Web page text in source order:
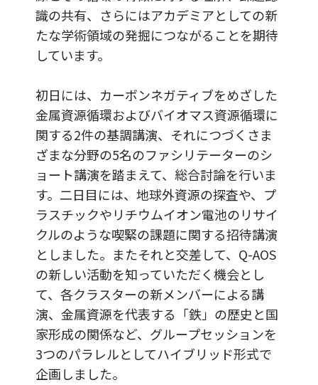
識の共有、さらにはアカデミアとしての新
たな学術領域の発掘につながることを期待
しています。
初日には、カーボンネガティブをめざした
金属資源循環およびバイオマス資源循環に
関する2件の基調講演、それにつづくさま
ざまな分野の5名のファシリテーターのシ
ョート講演を踏まえて、総合討論を行いま
す。二日目には、地球外資源の探査や、プ
ラスチックやリチウムイオン電池のリサイ
クルのような喫緊の課題に関する招待講演
としました。またそれと交差して、Q-AOS
の新しい活動を知っていただく機会とし
て、各クラスターの新メンバーによる講
演、金属資源を代表する「鉄」の歴史と国
家形成の関係など、グループセッションを
3つのパラレルとしてハイブリッド形式で
企画しました。